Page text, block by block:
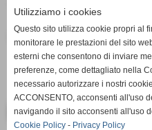
"imballate".
Fonte:Società
<< PRECEDENTE
Utilizziamo i cookies
Questo sito utilizza cookie propri al
monitorare le prestazioni del sito
esterni che consentono di inviare
preferenze, come dettagliato nella
necessario autorizzare i nostri
ACCONSENTO, acconsenti all'uso
navigando il sito acconsenti all'uso
Cookie Policy - Privacy Policy